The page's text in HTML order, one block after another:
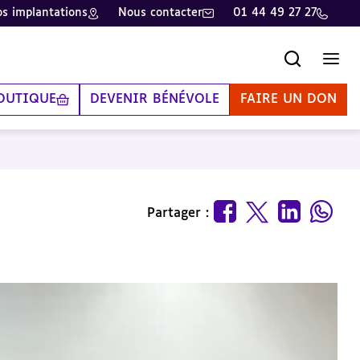
implantations Nous contacter 01 44 49 27 27
DEVENIR BÉNÉVOLE FAIRE UN DON
Partager :